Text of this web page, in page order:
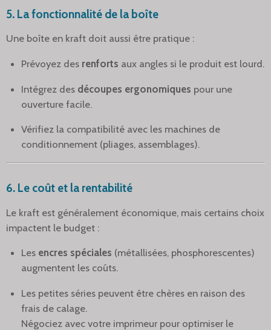
5. La fonctionnalité de la boîte
Une boîte en kraft doit aussi être pratique :
Prévoyez des renforts aux angles si le produit est lourd.
Intégrez des découpes ergonomiques pour une
ouverture facile.
Vérifiez la compatibilité avec les machines de
conditionnement (pliages, assemblages).
6. Le coût et la rentabilité
Le kraft est généralement économique, mais certains choix
impactent le budget :
Les encres spéciales (métallisées, phosphorescentes)
augmentent les coûts.
Les petites séries peuvent être chères en raison des
frais de calage.
Négociez avec votre imprimeur pour optimiser le